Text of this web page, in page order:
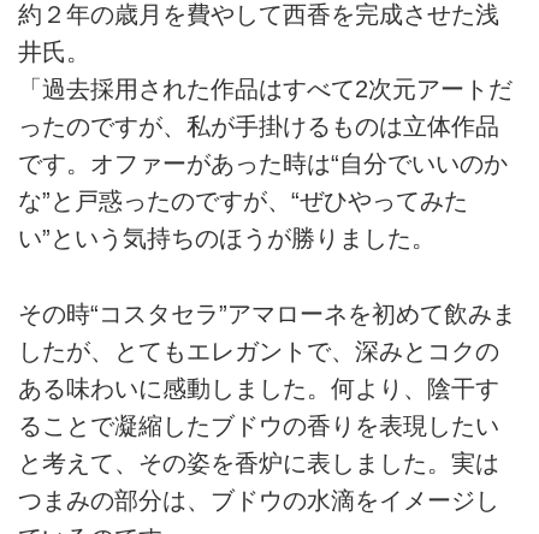
約２年の歳月を費やして西香を完成させた浅
井氏。
「過去採用された作品はすべて2次元アートだ
ったのですが、私が手掛けるものは立体作品
です。オファーがあった時は“自分でいいのか
な”と戸惑ったのですが、“ぜひやってみた
い”という気持ちのほうが勝りました。
その時“コスタセラ”アマローネを初めて飲みま
したが、とてもエレガントで、深みとコクの
ある味わいに感動しました。何より、陰干す
ることで凝縮したブドウの香りを表現したい
と考えて、その姿を香炉に表しました。実は
つまみの部分は、ブドウの水滴をイメージし